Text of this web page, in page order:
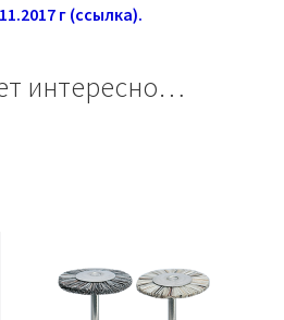
г (ссылка).
интересно…